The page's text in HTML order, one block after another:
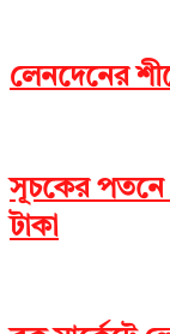
লেনদেনের
সূচকের পতনে
টাকা